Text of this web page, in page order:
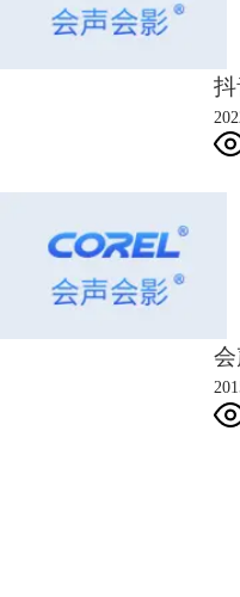
Step7：渲染视频时，需要切换
mp4，当然你也可以渲染成其他